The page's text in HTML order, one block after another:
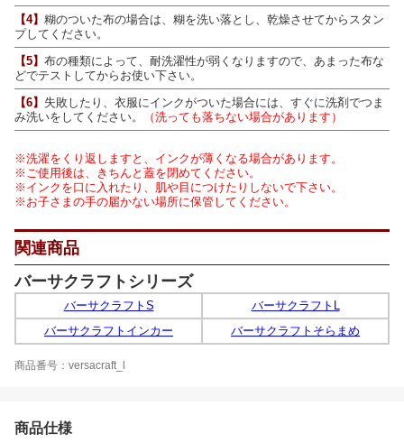
【4】 糊のついた布の場合は、糊を洗い落とし、乾燥させてからスタン
プしてください。
【5】 布の種類によって、耐洗濯性が弱くなりますので、あまった布な
どでテストしてからお使い下さい。
【6】 失敗したり、衣服にインクがついた場合には、すぐに洗剤でつま
み洗いをしてください。
（洗っても落ちない場合があります）
※洗濯をくり返しますと、インクが薄くなる場合があります。
※ご使用後は、きちんと蓋を閉めてください。
※インクを口に入れたり、肌や目につけたりしないで下さい。
※お子さまの手の届かない場所に保管してください。
関連商品
バーサクラフトシリーズ
バーサクラフトS
バーサクラフトL
バーサクラフトインカー
バーサクラフトそらまめ
商品番号：versacraft_l
商品仕様